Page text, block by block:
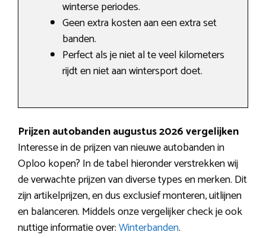
winterse periodes.
Geen extra kosten aan een extra set
banden.
Perfect als je niet al te veel kilometers
rijdt en niet aan wintersport doet.
Prijzen autobanden augustus 2026 vergelijken
Interesse in de prijzen van nieuwe autobanden in
Oploo kopen? In de tabel hieronder verstrekken wij
de verwachte prijzen van diverse types en merken. Dit
zijn artikelprijzen, en dus exclusief monteren, uitlijnen
en balanceren. Middels onze vergelijker check je ook
nuttige informatie over:Winterbanden.